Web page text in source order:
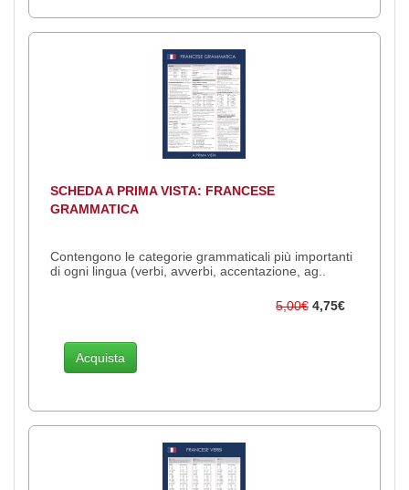
SCHEDA A PRIMA VISTA: FRANCESE
GRAMMATICA
Contengono le categorie grammaticali più importanti
di ogni lingua (verbi, avverbi, accentazione, ag..
5,00€ 4,75€
Acquista